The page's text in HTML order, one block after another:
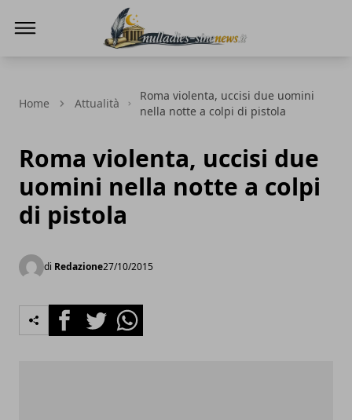
Home Attualità
Roma violenta, uccisi due uomini
nella notte a colpi di pistola
Roma violenta, uccisi due
uomini nella notte a colpi
di pistola
di Redazione27/10/2015
FacebookTwitterWhatsapp